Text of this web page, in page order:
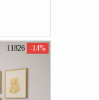
11826 -14%